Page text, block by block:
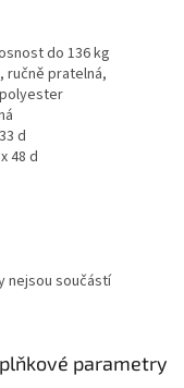
do 136 kg
ručně pratelná,
d
48 d
nejsou součástí
parametry